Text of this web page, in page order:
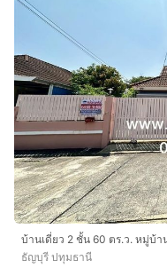
ธัญบุรี ปทุมธานี